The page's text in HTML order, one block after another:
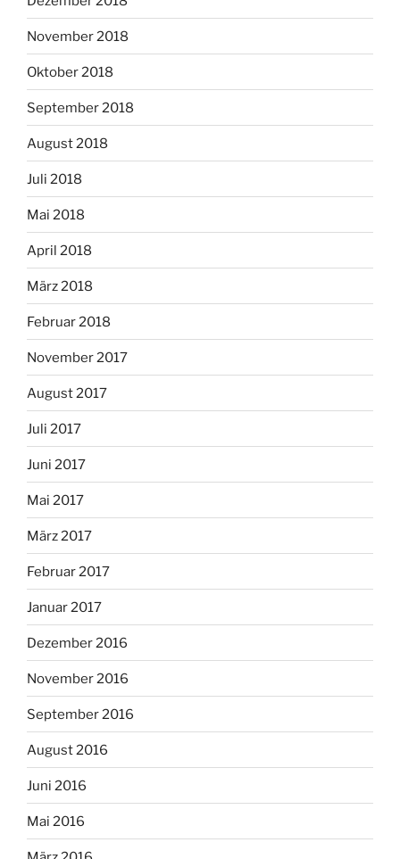
November 2018
Oktober 2018
September 2018
August 2018
Juli 2018
Mai 2018
April 2018
März 2018
Februar 2018
November 2017
August 2017
Juli 2017
Juni 2017
Mai 2017
März 2017
Februar 2017
Januar 2017
Dezember 2016
November 2016
September 2016
August 2016
Juni 2016
Mai 2016